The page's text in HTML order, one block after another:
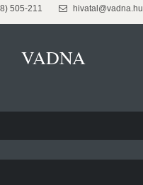
505-211 hivatal@vadna.hu
VADNA